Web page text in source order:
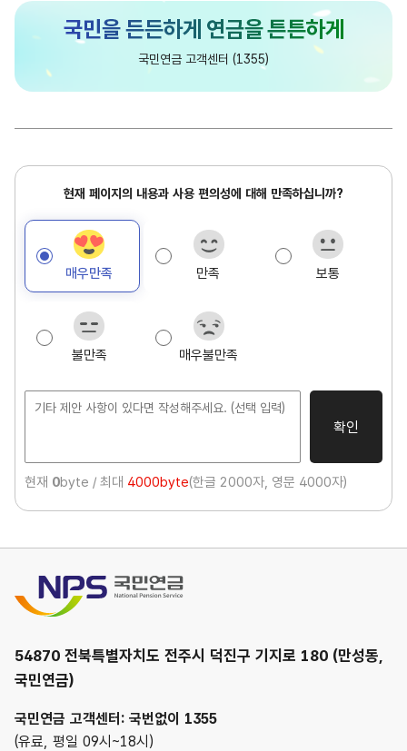
국민연금 고객센터 (1355)
재
지
사
현재 페이지의 내용과 사용 편의성에 대해 만족하십니까?
매우만족 만족 보통
불만족 매우불만족
확인
현재 0byte / 최대 4000byte(한글 2000자, 영문 4000자)
54870 전북특별자치도 전주시 덕진구 기지로 180 (만성동,
국민연금)
국민연금 고객센터: 국번없이 1355
(유료, 평일 09시~18시)